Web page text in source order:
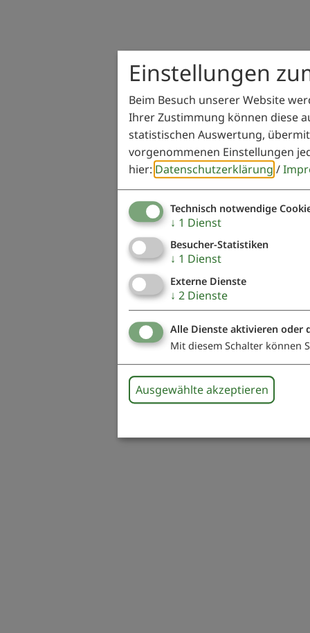
Einstellungen
Beim Besuch unserer Website
Ihrer Zustimmung können diese
statistischen Auswertung,
vorgenommenen Einstellungen
hier: Datenschutzerklärung /
Technisch notwendige
↓ 1 Dienst
Besucher-Statistiken
↓ 1 Dienst
Externe Dienste
↓ 2 Dienste
Alle Dienste aktivieren oder
Mit diesem Schalter können
Ausgewählte akzeptieren